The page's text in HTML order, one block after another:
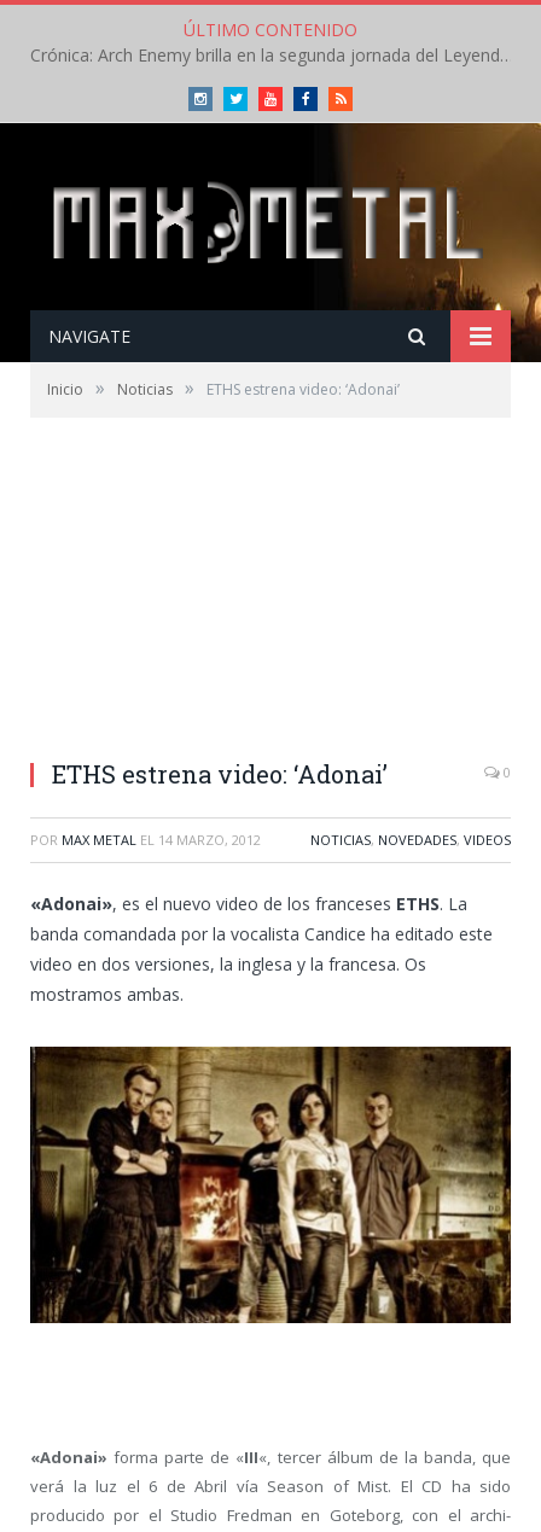
ÚLTIMO CONTENIDO
Crónica: Arch Enemy brilla en la segunda jornada del Leyendas del Rock – Jueves – Agosto 2026
InstagramTwitterYoutubeFacebookRSS
NAVIGATE
Inicio » Noticias » ETHS estrena video: ‘Adonai’
ETHS estrena video: ‘Adonai’ 0
POR MAX METAL EL 14 MARZO, 2012 NOTICIAS, NOVEDADES, VIDEOS
«Adonai», es el nuevo video de los franceses ETHS. La
banda comandada por la vocalista Candice ha editado este
video en dos versiones, la inglesa y la francesa. Os
mostramos ambas.
«Adonai» forma parte de «III«, tercer álbum de la banda, que
verá la luz el 6 de Abril vía Season of Mist. El CD ha sido
producido por el Studio Fredman en Goteborg, con el archi-